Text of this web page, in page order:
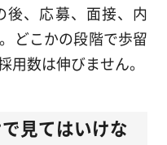
後、応募、面接、内
どこかの段階で歩留
用数は伸びません。
見てはいけな